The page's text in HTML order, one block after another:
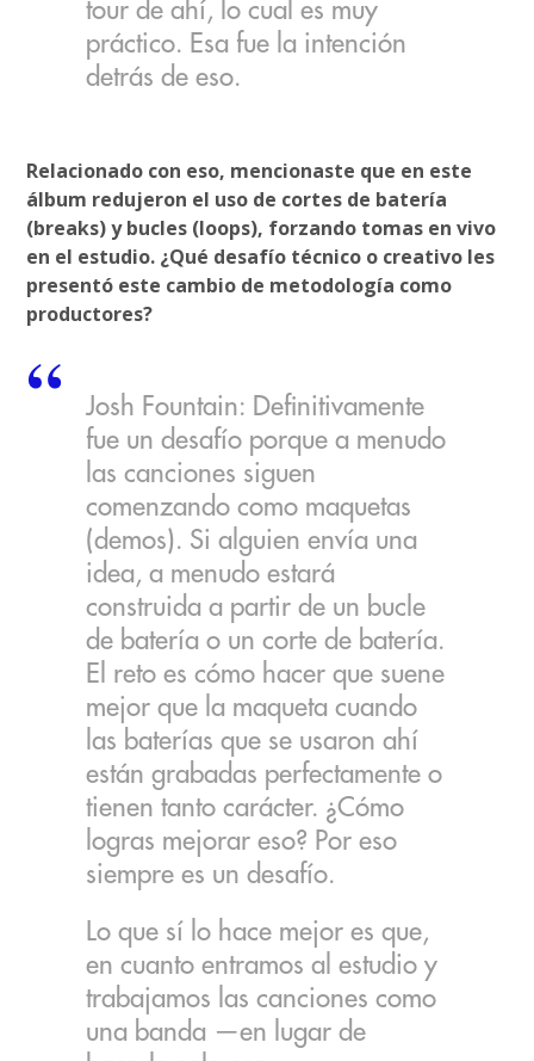
tour de ahí, lo cual es muy
práctico. Esa fue la intención
detrás de eso.
Relacionado con eso, mencionaste que en este
álbum redujeron el uso de cortes de batería
(breaks) y bucles (loops), forzando tomas en vivo
en el estudio. ¿Qué desafío técnico o creativo les
presentó este cambio de metodología como
productores?
Josh Fountain: Definitivamente
fue un desafío porque a menudo
las canciones siguen
comenzando como maquetas
(demos). Si alguien envía una
idea, a menudo estará
construida a partir de un bucle
de batería o un corte de batería.
El reto es cómo hacer que suene
mejor que la maqueta cuando
las baterías que se usaron ahí
están grabadas perfectamente o
tienen tanto carácter. ¿Cómo
logras mejorar eso? Por eso
siempre es un desafío.
Lo que sí lo hace mejor es que,
en cuanto entramos al estudio y
trabajamos las canciones como
una banda —en lugar de